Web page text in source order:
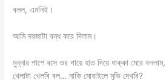
বলল, এমনিই।
আমি দরজাটা বন্ধ করে দিলাম।
মুন্নার পাশে বসে ওর গায়ে হাত দিয়ে ধাক্কা মেরে
খেলাটা খেলবি বল… নাকি মোবাইলে মুভি দেখবি?